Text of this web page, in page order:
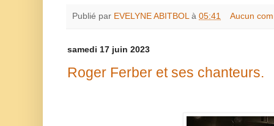
Publié par EVELYNE ABITBOL à 05:41 Aucun
samedi 17 juin 2023
Roger Ferber et ses chanteurs.